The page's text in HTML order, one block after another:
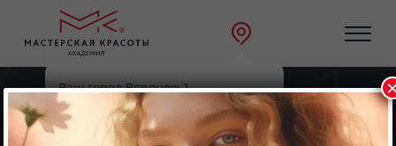
Ваш город Воронеж ?
Выбрать другой
Главная
Направления
Парикмахерское искусство